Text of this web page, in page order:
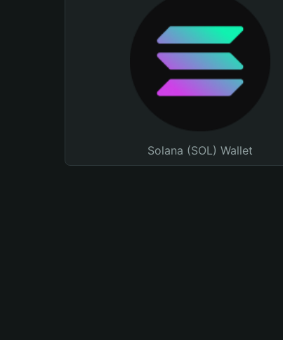
Solana (SOL) Wallet